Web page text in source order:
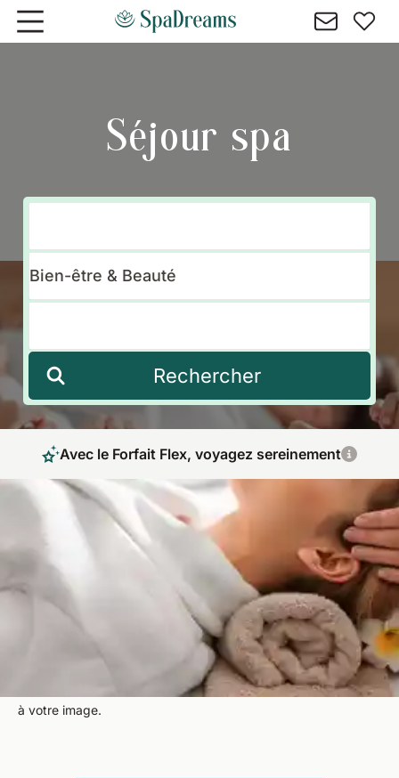
Aller au contenu principal
Séjour spa
Rechercher
Avec le Forfait Flex, voyagez sereinement
Relaxation, massage & sauna dans les plus
beaux hôtels bien‑être
Offrez-vous un séjour spa inoubliable, pensé pour votre bien-
être et votre relaxation. Profitez de soins personnalisés,
d’ambiances romantiques uniques et d’espaces bien-être
complets avec sauna et hammam. Découvrez des hôtels de
qualité sélectionnés avec soin, pour une expérience relaxante
à votre image.